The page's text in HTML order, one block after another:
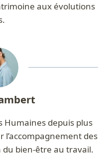
aux évolutions
Humaines depuis plus
l’accompagnement des
du bien-être au travail.